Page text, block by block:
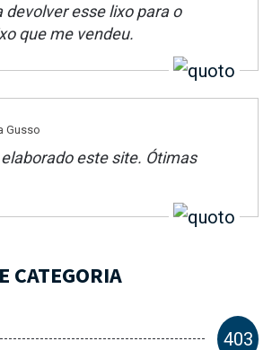
devolver esse lixo para o
que me vendeu.
Gusso
este site. Ótimas
CATEGORIA
403